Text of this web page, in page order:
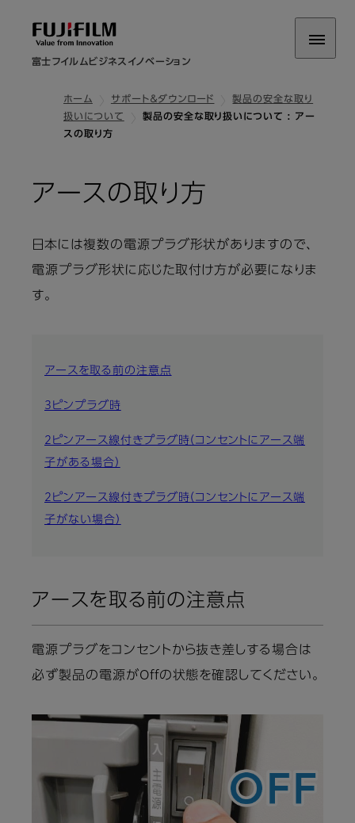
富士フイルムビジネスイノベーション
ホーム サポート＆ダウンロード
製品の安全な取り
扱いについて
製品の安全な取り扱いについて : アー
スの取り方
アースの取り方
日本には複数の電源プラグ形状がありますので、
電源プラグ形状に応じた取付け方が必要になりま
す。
アースを取る前の注意点
3ピンプラグ時
2ピンアース線付きプラグ時（コンセントにアース端
子がある場合）
2ピンアース線付きプラグ時（コンセントにアース端
子がない場合）
アースを取る前の注意点
電源プラグをコンセントから抜き差しする場合は
必ず製品の電源がOffの状態を確認してください。